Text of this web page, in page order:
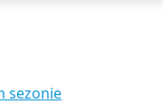
sezonie